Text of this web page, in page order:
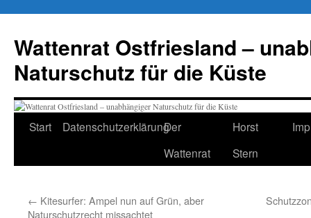
springen
Wattenrat Ostfriesland –
Naturschutz für die Küste
Start DatenschutzerklärungDer
Wattenrat
Horst
Stern
← Kitesurfer: Ampel nun auf Grün, aber
Naturschutzrecht missachtet